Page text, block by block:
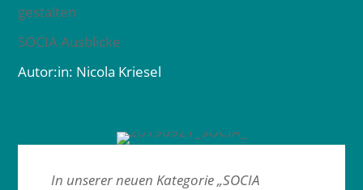
gestalten
SOCIA Ausblicke
Autor:in: Nicola Kriesel
In unserer neuen Kategorie „SOCIA